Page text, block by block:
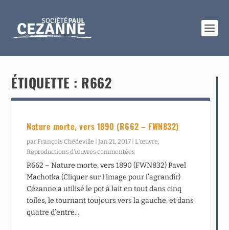
ÉTIQUETTE : R662
Nature morte, vers 1890 (R662 – FWN832)
parFrançois Chédeville |Jan 21, 2017 |L’œuvre,
Reproductions d’œuvres commentées
R662 – Nature morte, vers 1890 (FWN832) Pavel
Machotka (Cliquer sur l’image pour l’agrandir)
Cézanne a utilisé le pot à lait en tout dans cinq
toiles, le tournant toujours vers la gauche, et dans
quatre d’entre...